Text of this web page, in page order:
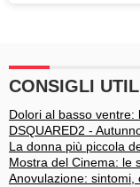
CONSIGLI
Dolori al basso ventre:
DSQUARED2 -
La donna più piccola
Mostra del Cinema: le
Anovulazione: sintomi,